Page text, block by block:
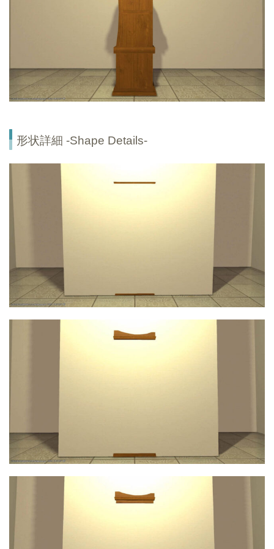
形状詳細 -Shape Details-